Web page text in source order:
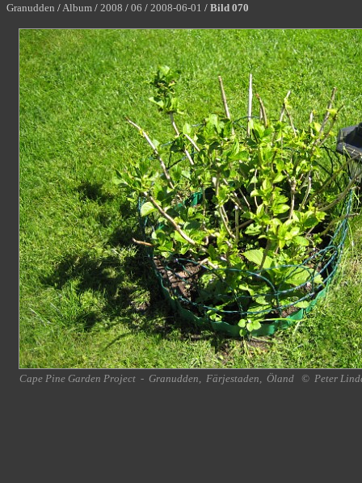
Granudden /Album / 2008 / 06 / 2008-06-01 / Bild 070
Cape Pine Garden Project - Granudden, Färjestaden, Öland © Peter